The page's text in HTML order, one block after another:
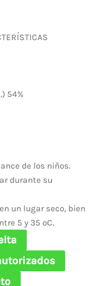
54%
de los niños.
durante su
un lugar seco, bien
5 y 35 ºC.